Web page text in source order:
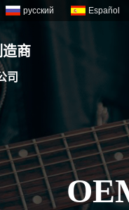
русский Español
商
司